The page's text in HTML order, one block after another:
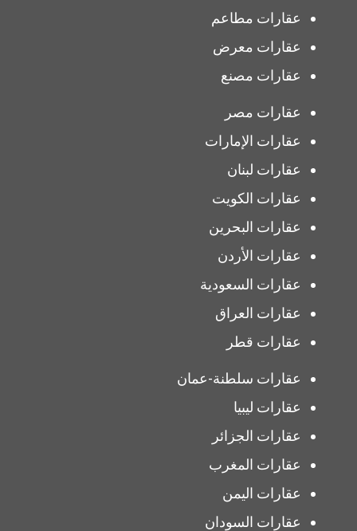
عقارات مطاعم
عقارات معرض
عقارات مصنع
عقارات مصر
عقارات الإمارات
عقارات لبنان
عقارات الكويت
عقارات البحرين
عقارات الأردن
عقارات السعودية
عقارات العراق
عقارات قطر
عقارات سلطنة-عمان
عقارات ليبيا
عقارات الجزائر
عقارات المغرب
عقارات اليمن
عقارات السودان